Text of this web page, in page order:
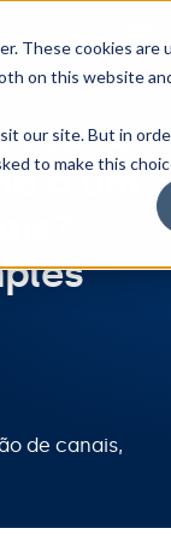
These cookies
on this website
our site. But in
to make this
Reserva demo
a
a um
de canais,